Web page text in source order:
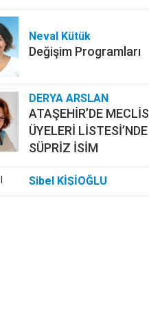
Neval Kütük
Değişim Programları
DERYA ARSLAN
ATAŞEHİR’DE MECLİS
ÜYELERİ LİSTESİ’NDE
SÜPRİZ İSİM
Sibel KİŞİOĞLU
EUROVISION'DA